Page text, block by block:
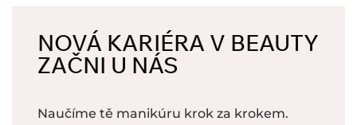
NOVÁ KARIÉRA V BEAUTY
ZAČNI U NÁS
Naučíme tě manikúru krok za krokem.